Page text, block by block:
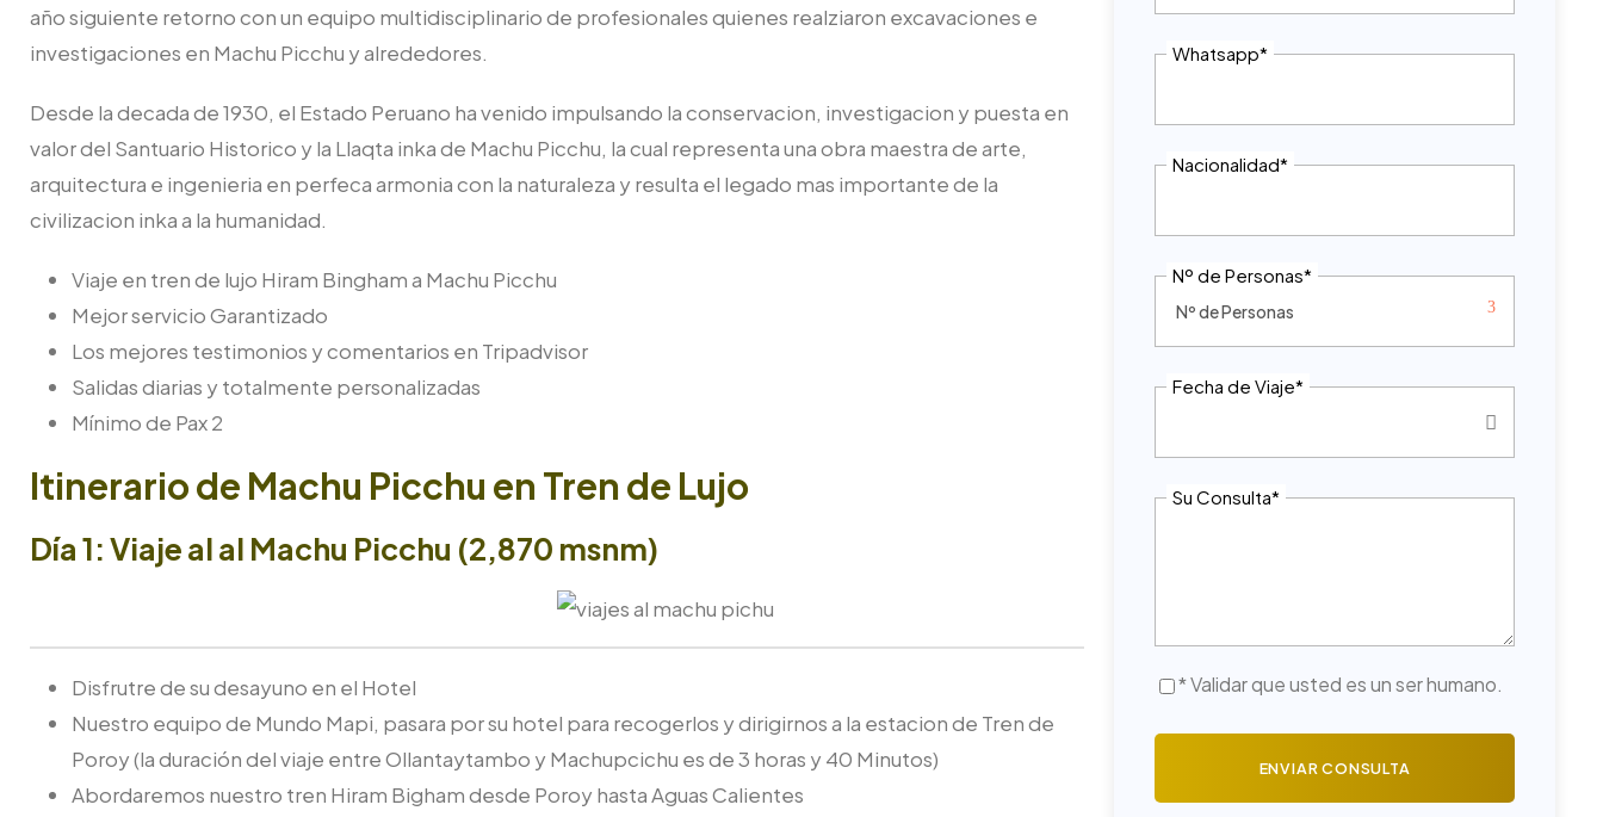
Whatsapp*
Nacionalidad*
Nº de Personas*
Fecha de Viaje*
Su Consulta*
* Validar que usted es un ser humano.
año siguiente retorno con un equipo multidisciplinario de profesionales quienes realziaron excavaciones e
investigaciones en Machu Picchu y alrededores.
Desde la decada de 1930, el Estado Peruano ha venido impulsando la conservacion, investigacion y puesta en
valor del Santuario Historico y la Llaqta inka de Machu Picchu, la cual representa una obra maestra de arte,
arquitectura e ingenieria en perfeca armonia con la naturaleza y resulta el legado mas importante de la
civilizacion inka a la humanidad.
Viaje en tren de lujo Hiram Bingham a Machu Picchu
Mejor servicio Garantizado
Los mejores testimonios y comentarios en Tripadvisor
Salidas diarias y totalmente personalizadas
Mínimo de Pax 2
Itinerario de Machu Picchu en Tren de Lujo
Día 1: Viaje al al Machu Picchu (2,870 msnm)
Disfrutre de su desayuno en el Hotel
Nuestro equipo de Mundo Mapi, pasara por su hotel para recogerlos y dirigirnos a la estacion de Tren de
Poroy (la duración del viaje entre Ollantaytambo y Machupcichu es de 3 horas y 40 Minutos)
Abordaremos nuestro tren Hiram Bigham desde Poroy hasta Aguas Calientes